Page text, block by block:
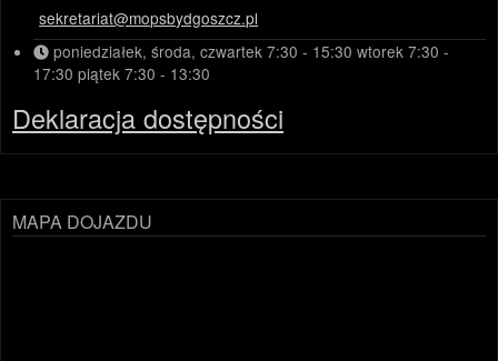
sekretariat@mopsbydgoszcz.pl
poniedziałek, środa, czwartek 7:30 - 15:30 wtorek 7:30 -
17:30 piątek 7:30 - 13:30
Deklaracja dostępności
MAPA DOJAZDU